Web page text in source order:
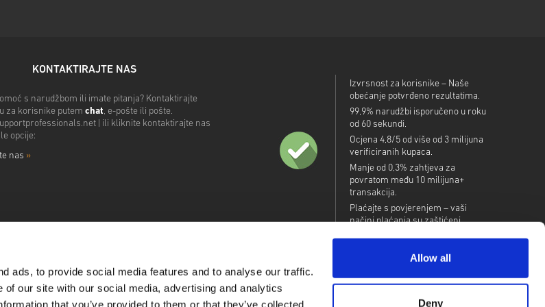
ads, to provide social media features and to analyse our traffic.
our site with our social media, advertising and analytics
that you’ve provided to them or that they’ve collected
Allow all
Deny
KONTAKTIRAJTE NAS
s narudžbom ili imate pitanja? Kontaktirajte
za korisnike putem chat, e-pošte ili pošte.
| ili kliknite kontaktirajte nas
opcije:
nas »
Izvrsnost za korisnike – Naše
obećanje potvrđeno rezultatima.
99,9% narudžbi isporučeno u roku
od 60 sekundi.
Ocjena 4,8/5 od više od 3 milijuna
verificiranih kupaca.
Manje od 0,3% zahtjeva za
povratom među 10 milijuna+
transakcija.
Plaćajte s povjerenjem – vaši
načini plaćanja su zaštićeni.